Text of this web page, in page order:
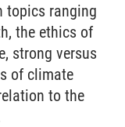
topics ranging
the ethics of
strong versus
of climate
to the